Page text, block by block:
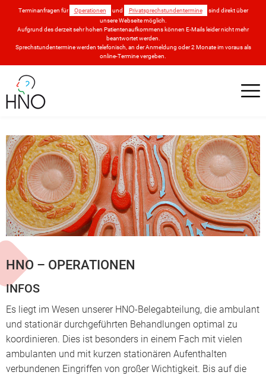
Terminanfragen für Operationen und Privatsprechstundentermine
sind direkt über
unsere Webseite möglich.
Aufgrund des derzeit sehr hohen Patientenaufkommens können E-Mails leider nicht mehr
beantwortet werden.
Sprechstundentermine werden telefonisch, an der Anmeldung oder 2 Monate im voraus als
online-Termine vergeben.
HNO – OPERATIONEN
INFOS
Es liegt im Wesen unserer HNO-Belegabteilung, die ambulant
und stationär durchgeführten Behandlungen optimal zu
koordinieren. Dies ist besonders in einem Fach mit vielen
ambulanten und mit kurzen stationären Aufenthalten
verbundenen Eingriffen von großer Wichtigkeit. Bis auf die